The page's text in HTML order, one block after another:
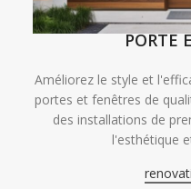
PORTE
Améliorez le style et
portes et fenêtres de
des installations de
l'esthétique